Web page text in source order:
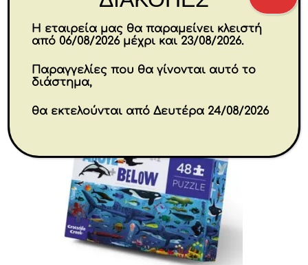
Η εταιρεία μας θα παραμείνει κλειστή
από 06/08/2026 μέχρι και 23/08/2026.
Παραγγελίες που θα γίνονται αυτό το
διάστημα,
θα εκτελούνται από Δευτέρα 24/08/2026